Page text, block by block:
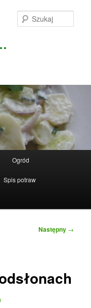
Ogród
Spis potraw
Następny →